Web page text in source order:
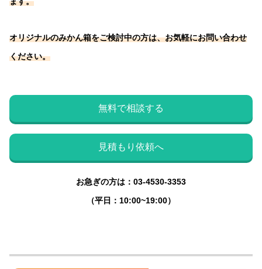
オリジナルのみかん箱をご検討中の方は、お気軽にお問い合わせ
ください。
無料で相談する
見積もり依頼へ
お急ぎの方は：03-4530-3353
（平日：10:00~19:00）